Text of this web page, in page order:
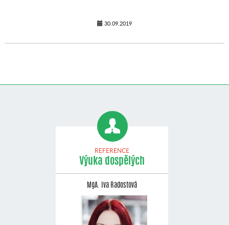
30.09.2019
REFERENCE
Výuka dospělých
MgA. Iva Radostová